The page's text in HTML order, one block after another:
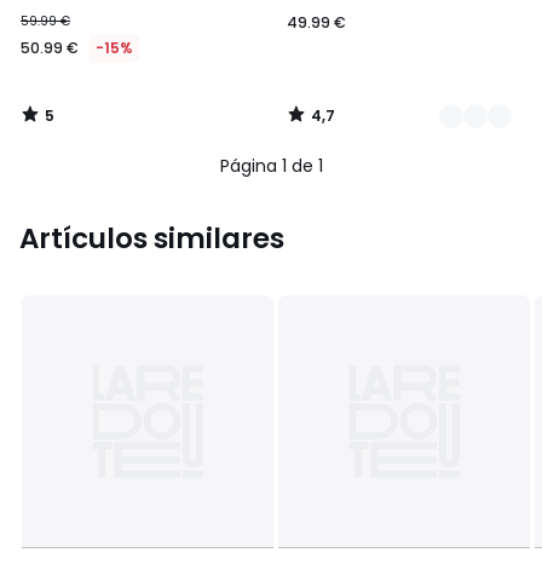
59.99 €
50.99 € -15%
5
/
49.99 €
4,7
/
Página 1 de 1
Artículos similares